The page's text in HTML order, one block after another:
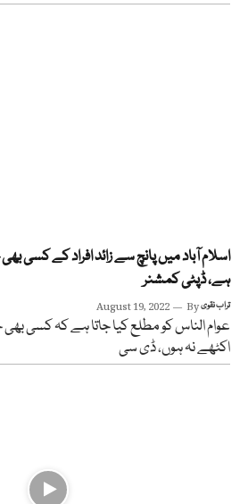
اسلام آباد میں پانچ سے زائد افراد کے کسی
ہے، ڈپٹی کمشنر
August 19, 2022 Byتراب نقوی
عوام الناس کو مطلع کیا جاتا ہے کہ کسی بھی
اکٹھے نہ ہوں، ڈی سی